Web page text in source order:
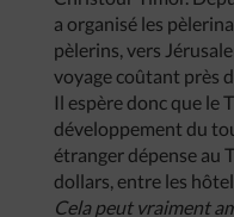
a organisé les
pèlerins, vers
voyage coûtant près
Il espère donc que le
développement du
étranger dépense au
dollars, entre les
Cela peut vraiment